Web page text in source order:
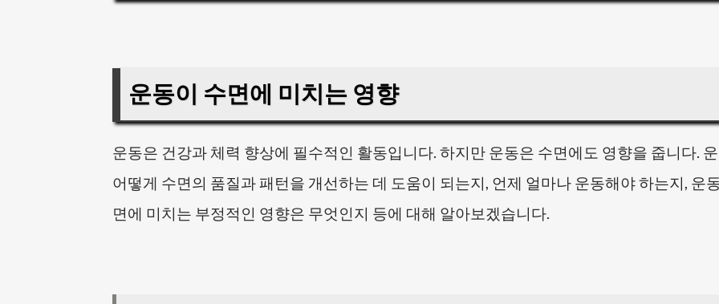
운동이 수면에 미치는 영향
운동은 건강과 체력 향상에 필수적인 활동입니다. 하지만 운동은 수면에도 영향을 줍니다.
어떻게 수면의 품질과 패턴을 개선하는 데 도움이 되는지, 언제 얼마나 운동해야 하는지, 운
면에 미치는 부정적인 영향은 무엇인지 등에 대해 알아보겠습니다.